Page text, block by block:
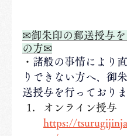
✉御朱印の郵送授与
の方✉
・ 諸般の事情により
りできない方へ、御
送授与を行っておりま
オンライン授与
https://